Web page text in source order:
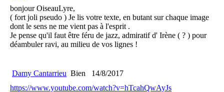
bonjour OiseauLyre,
( fort joli pseudo ) Je lis votre texte, en butant sur chaque image
dont le sens ne me vient pas à l'esprit .
Je pense qu'il faut être féru de jazz, admiratif d' Irène ( ? ) pour
déambuler ravi, au milieu de vos lignes !
Damy Cantarrieu Bien
14/8/2017
https://www.youtube.com/watch?v=hTcahQwAyJs